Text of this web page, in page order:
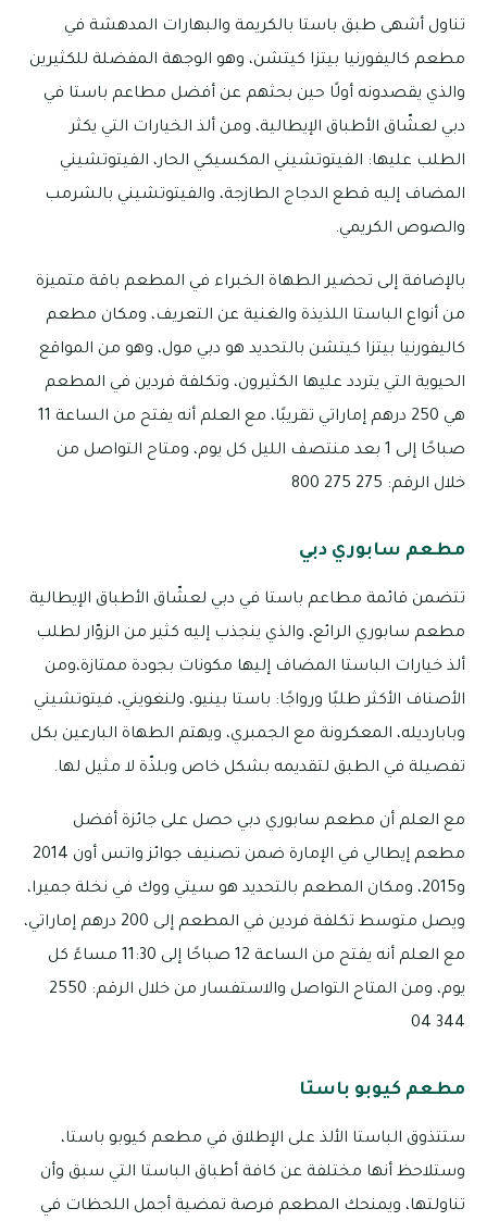
تناول أشهى طبق باستا بالكريمة والبهارات المدهشة في
مطعم كاليفورنيا بيتزا كيتشن، وهو الوجهة المفضلة للكثيرين
والذي يقصدونه أولًا حين بحثهم عن أفضل مطاعم باستا في
دبي لعشّاق الأطباق الإيطالية، ومن ألذ الخيارات التي يكثر
الطلب عليها: الفيتوتشيني المكسيكي الحار، الفيتوتشيني
المضاف إليه قطع الدجاج الطازجة، والفيتوتشيني بالشرمب
والصوص الكريمي.
بالإضافة إلى تحضير الطهاة الخبراء في المطعم باقة متميزة
من أنواع الباستا اللذيذة والغنية عن التعريف، ومكان مطعم
كاليفورنيا بيتزا كيتشن بالتحديد هو دبي مول، وهو من المواقع
الحيوية التي يتردد عليها الكثيرون، وتكلفة فردين في المطعم
هي 250 درهم إماراتي تقريبًا، مع العلم أنه يفتح من الساعة 11
صباحًا إلى 1 بعد منتصف الليل كل يوم، ومتاح التواصل من
خلال الرقم: 275 275 800
مطعم سابوري دبي
تتضمن قائمة مطاعم باستا في دبي لعشّاق الأطباق الإيطالية
مطعم سابوري الرائع، والذي ينجذب إليه كثير من الزوّار لطلب
ألذ خيارات الباستا المضاف إليها مكونات بجودة ممتازة،ومن
الأصناف الأكثر طلبًا ورواجًا: باستا بينيو، ولنغويني، فيتوتشيني
وبابارديله، المعكرونة مع الجمبري، ويهتم الطهاة البارعين بكل
تفصيلة في الطبق لتقديمه بشكل خاص وبلذّة لا مثيل لها.
مع العلم أن مطعم سابوري دبي حصل على جائزة أفضل
مطعم إيطالي في الإمارة ضمن تصنيف جوائز واتس أون 2014
و2015، ومكان المطعم بالتحديد هو سيتي ووك في نخلة جميرا،
ويصل متوسط تكلفة فردين في المطعم إلى 200 درهم إماراتي،
مع العلم أنه يفتح من الساعة 12 صباحًا إلى 11:30 مساءً كل
يوم، ومن المتاح التواصل والاستفسار من خلال الرقم: 2550
344 04
مطعم كيوبو باستا
ستتذوق الباستا الألذ على الإطلاق في مطعم كيوبو باستا،
وستلاحظ أنها مختلفة عن كافة أطباق الباستا التي سبق وأن
تناولتها، ويمنحك المطعم فرصة تمضية أجمل اللحظات في